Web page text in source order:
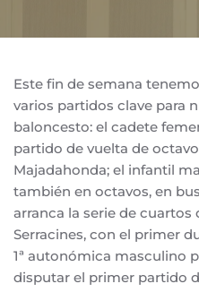
Este fin de semana
varios partidos clave para
baloncesto: el cadete
partido de vuelta de
Majadahonda; el infantil
también en octavos, en
arranca la serie de cuartos
Serracines, con el primer
1ª autonómica masculino
disputar el primer partido